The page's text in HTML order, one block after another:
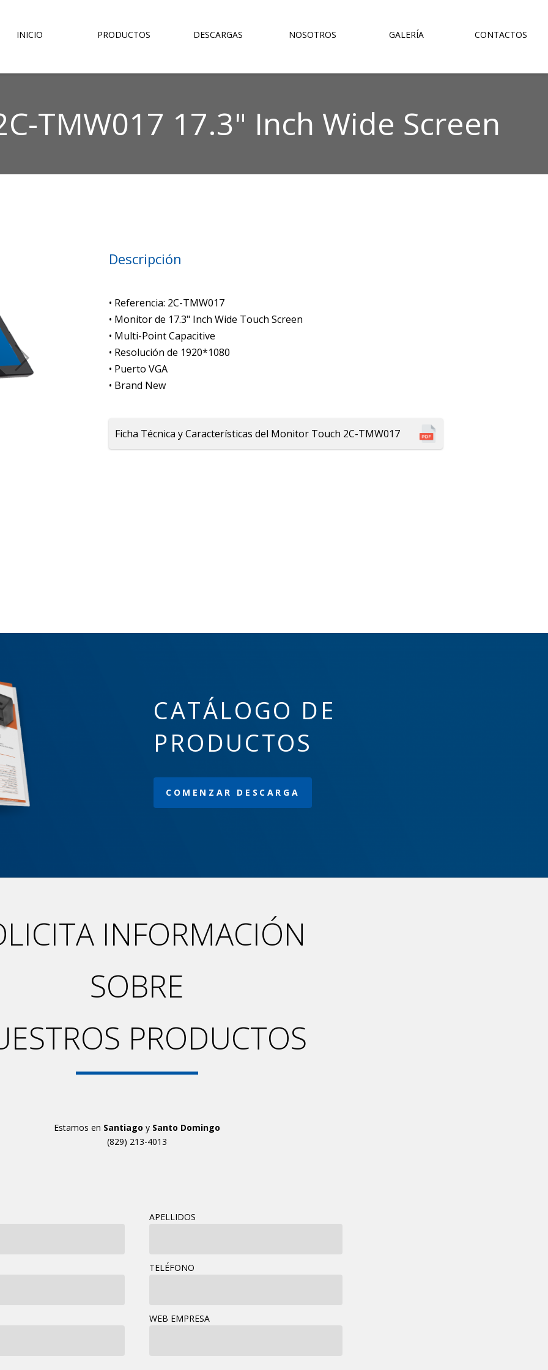
INICIO PRODUCTOS DESCARGAS NOSOTROS GALERÍA CONTACTOS
TMW017 17.3" Inch Wide Screen
Descripción
• Referencia: 2C-TMW017
• Monitor de 17.3" Inch Wide Touch Screen
• Multi-Point Capacitive
• Resolución de 1920*1080
• Puerto VGA
• Brand New
Ficha Técnica y Características del Monitor Touch 2C-TMW017
CATÁLOGO DE
PRODUCTOS
COMENZAR DESCARGA
INFORMACIÓN
SOBRE
PRODUCTOS
Estamos en Santiago y Santo Domingo
(829) 213-4013
APELLIDOS
TELÉFONO
WEB EMPRESA